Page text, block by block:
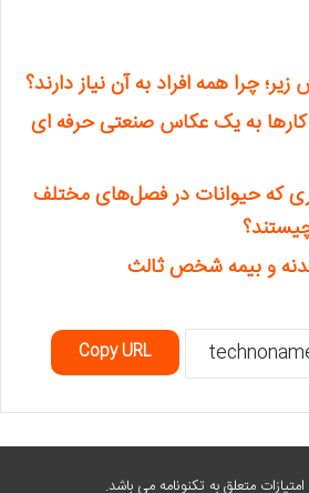
چرا همه افراد به آن نیاز دارند؟
به یک عکاس صنعتی حرفه ای
که حیوانات در فصل‌های مختلف
و بیمه شخص ثالث
Copy URL
متعلق به تکنونامه می باشد.